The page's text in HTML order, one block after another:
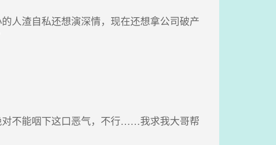
人渣自私还想演深情，现在还想拿公司破产
不能咽下这口恶气，不行……我求我大哥帮